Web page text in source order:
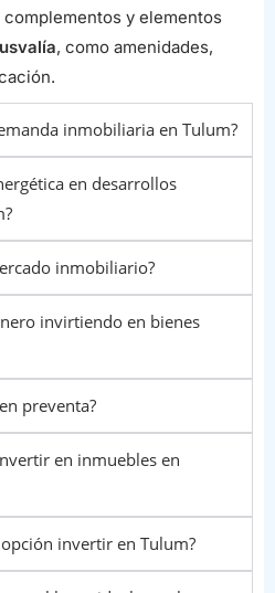
y elementos
, como amenidades,
inmobiliaria en Tulum?
en desarrollos
inmobiliario?
invirtiendo en bienes
preventa?
en inmuebles en
invertir en Tulum?